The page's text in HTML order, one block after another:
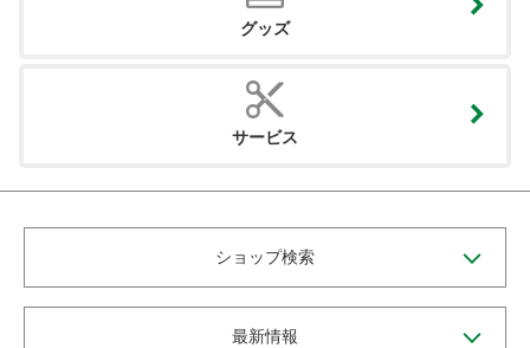
グッズ
サービス
ショップ検索
最新情報